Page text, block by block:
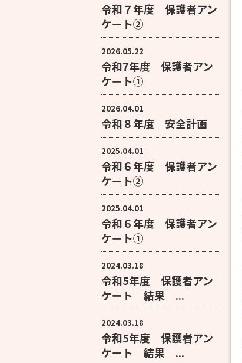
令和７年度 保護者アン
ケート②
2026.05.22
令和7年度 保護者アン
ケート①
2026.04.01
令和８年度 安全計画
2025.04.01
令和６年度 保護者アン
ケート②
2025.04.01
令和６年度 保護者アン
ケート①
2024.03.18
令和5年度 保護者アン
ケート 結果 ...
2024.03.18
令和5年度 保護者アン
ケート 結果 ...